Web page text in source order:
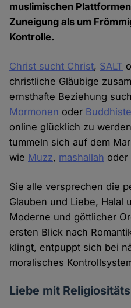
muslimischen
Zuneigung als um
Kontrolle.
Christ sucht Christ, SALT
christliche Gläubige
ernsthafte Beziehung
Mormonen oder
online glücklich zu
tummeln sich auf dem
wie Muzz, mashallah oder
Sie alle versprechen die
Glauben und Liebe, Halal
Moderne und göttlicher
ersten Blick nach
klingt, entpuppt sich bei
moralisches
Liebe mit